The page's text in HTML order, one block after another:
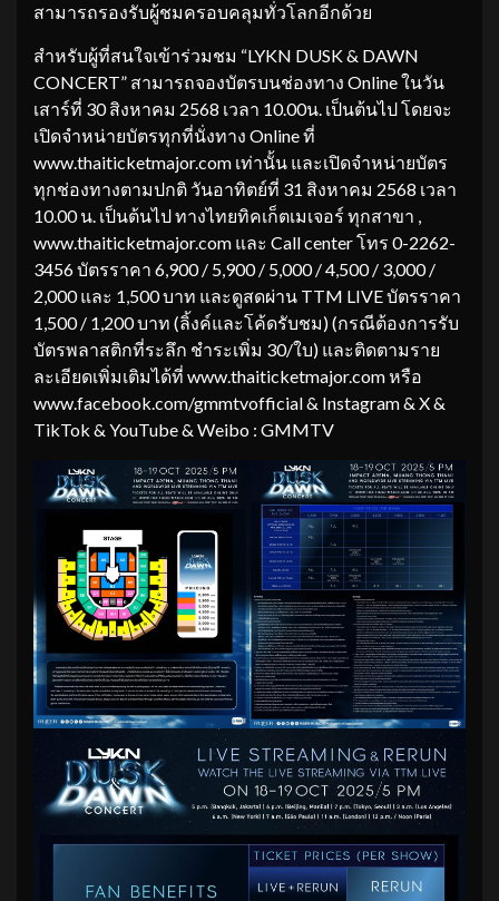
สามารถรองรับผู้ชมครอบคลุมทั่วโลกอีกด้วย
สำหรับผู้ที่สนใจเข้าร่วมชม “LYKN DUSK & DAWN
CONCERT” สามารถจองบัตรบนช่องทาง Online ในวัน
เสาร์ที่ 30 สิงหาคม 2568 เวลา 10.00น. เป็นต้นไป โดยจะ
เปิดจำหน่ายบัตรทุกที่นั่งทาง Online ที่
www.thaiticketmajor.com เท่านั้น และเปิดจำหน่ายบัตร
ทุกช่องทางตามปกติ วันอาทิตย์ที่ 31 สิงหาคม 2568 เวลา
10.00 น. เป็นต้นไป ทางไทยทิคเก็ตเมเจอร์ ทุกสาขา ,
www.thaiticketmajor.com และ Call center โทร 0-2262-
3456 บัตรราคา 6,900 / 5,900 / 5,000 / 4,500 / 3,000 /
2,000 และ 1,500 บาท และดูสดผ่าน TTM LIVE บัตรราคา
1,500 / 1,200 บาท (ลิ้งค์และโค้ดรับชม) (กรณีต้องการรับ
บัตรพลาสติกที่ระลึก ชำระเพิ่ม 30/ใบ) และติดตามราย
ละเอียดเพิ่มเติมได้ที่ www.thaiticketmajor.com หรือ
www.facebook.com/gmmtvofficial & Instagram & X &
TikTok & YouTube & Weibo : GMMTV